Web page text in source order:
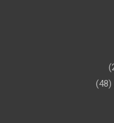
(48)